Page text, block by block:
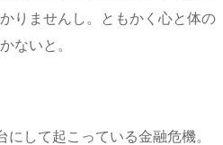
りませんし。ともかく心と体の
ないと。
して起こっている金融危機。